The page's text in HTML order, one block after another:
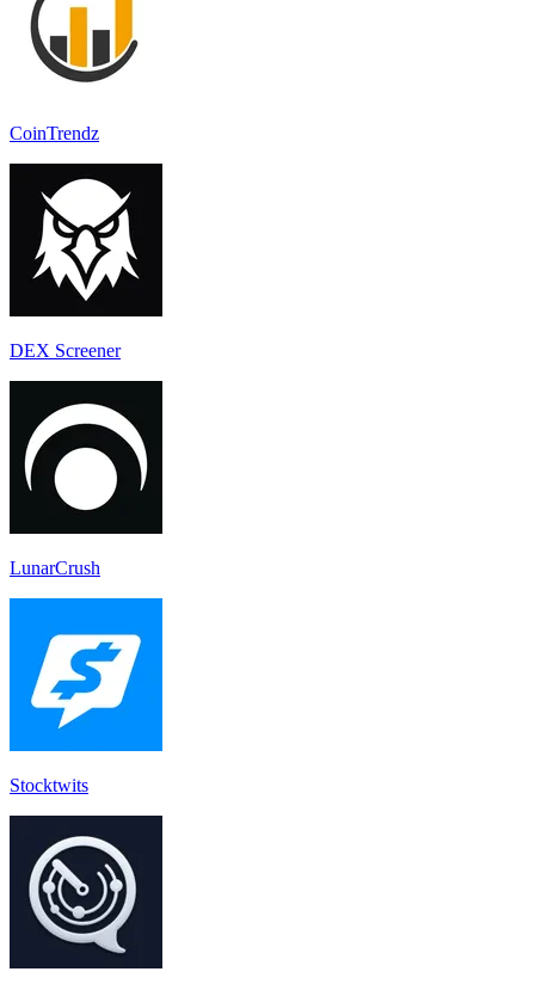
CoinTrendz
DEX Screener
LunarCrush
Stocktwit‪s‬